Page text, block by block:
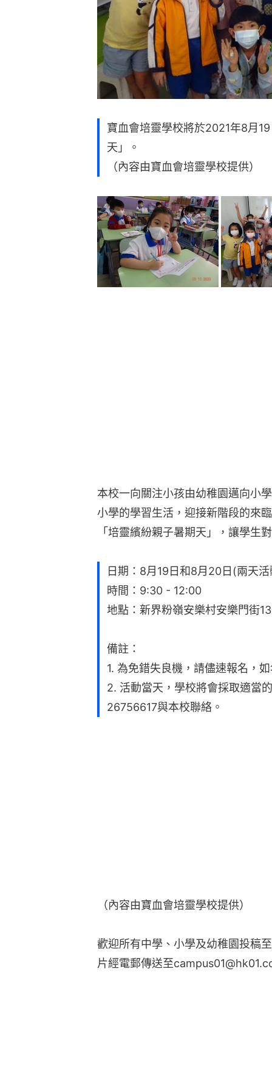
寶血會培靈學校將於2021年8月
天」。
（內容由寶血會培靈學校提供）
本校一向關注小孩由幼稚園邁向小
小學的學習生活，迎接新階段的來
「培靈繽紛親子暑期天」，讓學生
日期：8月19日和8月20日(兩天
時間：9:30 - 12:00
地點：新界粉嶺安樂村安樂門街
備註：
1. 為免錯失良機，請儘速報名，
2. 活動當天，學校將會採取適當
26756617與本校聯絡。
（內容由寶血會培靈學校提供）
歡迎所有中學、小學及幼稚園投稿
片經電郵傳送至